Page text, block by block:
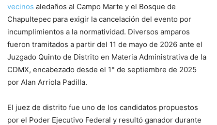
vecinos aledaños al Campo Marte y el Bosque de
Chapultepec para exigir la cancelación del evento por
incumplimientos a la normatividad. Diversos amparos
fueron tramitados a partir del 11 de mayo de 2026 ante el
Juzgado Quinto de Distrito en Materia Administrativa de la
CDMX, encabezado desde el 1° de septiembre de 2025
por Alan Arriola Padilla.
El juez de distrito fue uno de los candidatos propuestos
por el Poder Ejecutivo Federal y resultó ganador durante